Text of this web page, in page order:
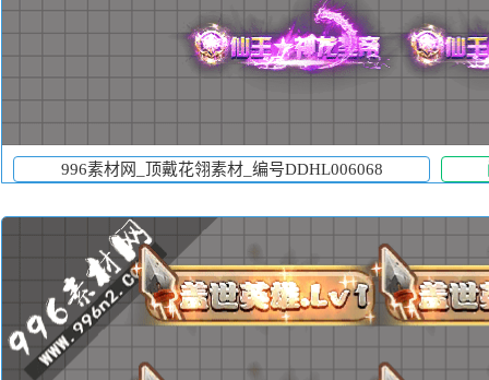
996素材网_顶戴花翎素材_编号DDHL006068